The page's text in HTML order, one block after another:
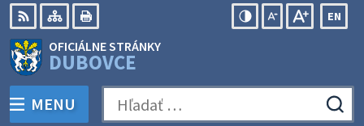
Preskočiť
na
obsah
RSS Mapa
EN
OFICIÁLNE STRÁNKY
DUBOVCE
PREPNÚŤ
MENU Hľadať: